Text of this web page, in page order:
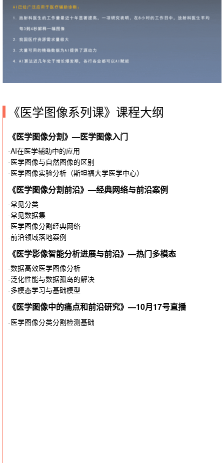
《医学图像系列课》课程大纲
《医学图像分割》—医学图像入门
-AI在医学辅助中的应用
-医学图像与自然图像的区别
-医学图像实验分析（斯坦福大学医学中心）
《医学图像分割前沿》—经典网络与前沿案例
-常见分类
-常见数据集
-医学图像分割经典网络
-前沿领域落地案例
《医学影像智能分析进展与前沿》—热门多模态
-数据高效医学图像分析
-泛化性能与数据孤岛的解决
-多模态学习与基础模型
《医学图像中的痛点和前沿研究》—10月17号直播
-医学图像分类分割检测基础